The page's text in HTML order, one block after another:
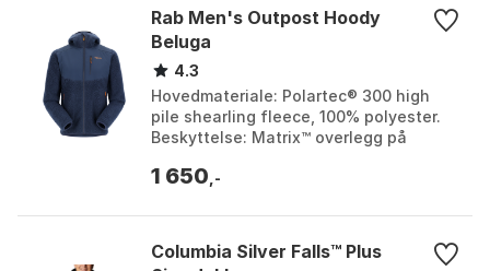
Rab Men's Outpost Hoody
Beluga
4.3
Hovedmateriale: Polartec® 300 high
pile shearling fleece, 100% polyester.
Beskyttelse: Matrix™ overlegg på
håndlommer, 1 brystl...
1 650 ,-
Columbia Silver Falls™ Plus